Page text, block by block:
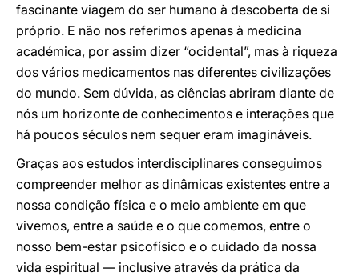
fascinante viagem do ser humano à descoberta de si
próprio. E não nos referimos apenas à medicina
académica, por assim dizer “ocidental”, mas à riqueza
dos vários medicamentos nas diferentes civilizações
do mundo. Sem dúvida, as ciências abriram diante de
nós um horizonte de conhecimentos e interações que
há poucos séculos nem sequer eram imagináveis.
Graças aos estudos interdisciplinares conseguimos
compreender melhor as dinâmicas existentes entre a
nossa condição física e o meio ambiente em que
vivemos, entre a saúde e o que comemos, entre o
nosso bem-estar psicofísico e o cuidado da nossa
vida espiritual — inclusive através da prática da